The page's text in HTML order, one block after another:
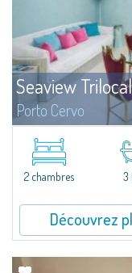
Seaview
Porto Cervo
SEA VIEW APARTMENT
Porto Cervo Marina, we
levels, featuring bright
2 chambres 3
Découvrez